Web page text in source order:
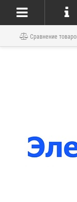
Блог
Сравнение